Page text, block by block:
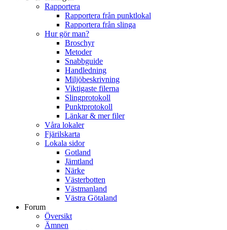
Rapportera
Rapportera från punktlokal
Rapportera från slinga
Hur gör man?
Broschyr
Metoder
Snabbguide
Handledning
Miljöbeskrivning
Viktigaste filerna
Slingprotokoll
Punktprotokoll
Länkar & mer filer
Våra lokaler
Fjärilskarta
Lokala sidor
Gotland
Jämtland
Närke
Västerbotten
Västmanland
Västra Götaland
Forum
Översikt
Ämnen